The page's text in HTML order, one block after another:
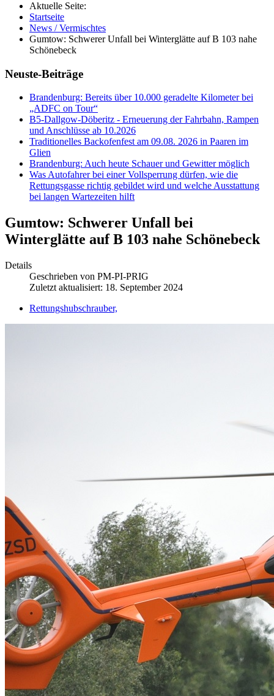
Aktuelle Seite:
Startseite
News / Vermischtes
Gumtow: Schwerer Unfall bei Winterglätte auf B 103 nahe
Schönebeck
Neuste-Beiträge
Brandenburg: Bereits über 10.000 geradelte Kilometer bei
„ADFC on Tour“
B5-Dallgow-Döberitz - Erneuerung der Fahrbahn, Rampen
und Anschlüsse ab 10.2026
Traditionelles Backofenfest am 09.08. 2026 in Paaren im
Glien
Brandenburg: Auch heute Schauer und Gewitter möglich
Was Autofahrer bei einer Vollsperrung dürfen, wie die
Rettungsgasse richtig gebildet wird und welche Ausstattung
bei langen Wartezeiten hilft
Gumtow: Schwerer Unfall bei
Winterglätte auf B 103 nahe Schönebeck
Details
Geschrieben von PM-PI-PRIG
Zuletzt aktualisiert: 18. September 2024
Rettungshubschrauber,